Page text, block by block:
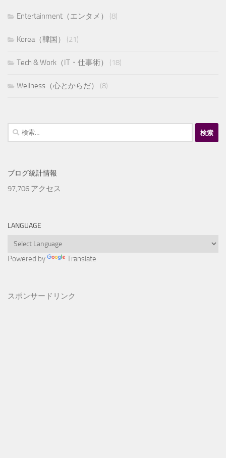
Entertainment（エンタメ） (8)
Korea（韓国） (21)
Tech & Work（IT・仕事術） (18)
Wellness（心とからだ） (8)
検
索:
ブログ統計情報
97,706 アクセス
LANGUAGE
Powered by Translate
スポンサードリンク